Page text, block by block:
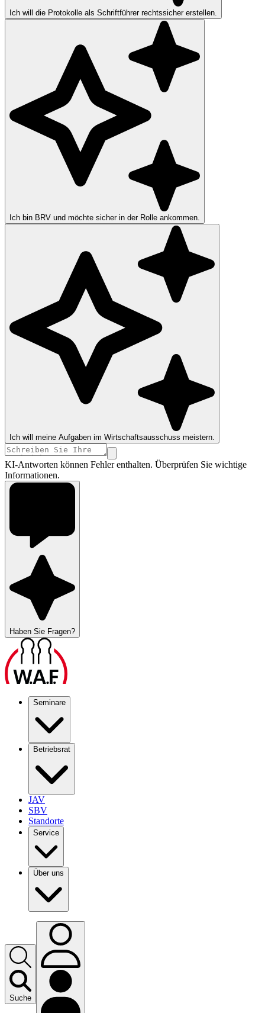
Ich will die Protokolle als Schriftführer rechtssicher erstellen.
Ich bin BRV und möchte sicher in der Rolle ankommen.
Ich will meine Aufgaben im Wirtschaftsausschuss meistern.
KI-Antworten können Fehler enthalten. Überprüfen Sie wichtige
Informationen.
Haben Sie Fragen?
Seminare
Betriebsrat
JAV
SBV
Standorte
Service
Über uns
Suche